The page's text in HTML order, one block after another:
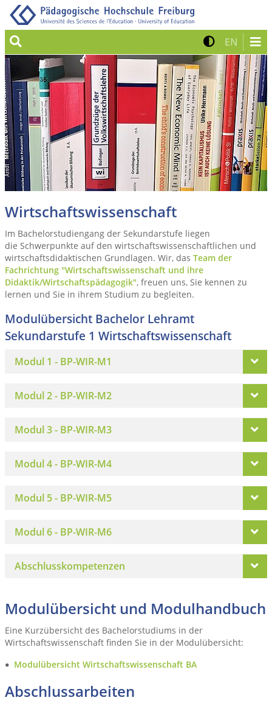
Suche Kontrast
EN Zur
Wirtschaftswissenschaft
Im Bachelorstudiengang der Sekundarstufe liegen
die Schwerpunkte auf den wirtschaftswissenschaftlichen und
wirtschaftsdidaktischen Grundlagen. Wir, das Team der
Fachrichtung "Wirtschaftswissenschaft und ihre
Didaktik/Wirtschaftspädagogik", freuen uns, Sie kennen zu
lernen und Sie in ihrem Studium zu begleiten.
Modulübersicht Bachelor Lehramt
Sekundarstufe 1 Wirtschaftswissenschaft
Modul 1 - BP-WIR-M1
Modul 2 - BP-WIR-M2
Modul 3 - BP-WIR-M3
Modul 4 - BP-WIR-M4
Modul 5 - BP-WIR-M5
Modul 6 - BP-WIR-M6
Abschlusskompetenzen
Modulübersicht und Modulhandbuch
Eine Kurzübersicht des Bachelorstudiums in der
Wirtschaftswissenschaft finden Sie in der Modulübersicht:
Modulübersicht Wirtschaftswissenschaft BA
Abschlussarbeiten